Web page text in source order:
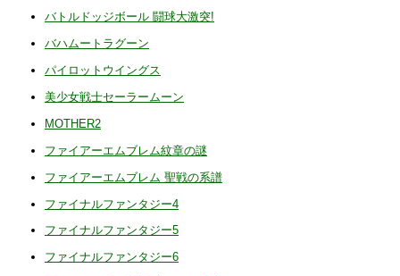
2024/03/25 更新履歴を一時的に記録停止
2023/12/01 全ページ軽量化
2023/11/12エンディング
2023/02/19 いったん完成
2023/02/14
2023/02/13 準備開始
バトルドッジボール 闘球大激突!
バハムートラグーン
パイロットウイングス
美少女戦士セーラームーン
MOTHER2
ファイアーエムブレム紋章の謎
ファイアーエムブレム 聖戦の系譜
ファイナルファンタジー4
ファイナルファンタジー5
ファイナルファンタジー6